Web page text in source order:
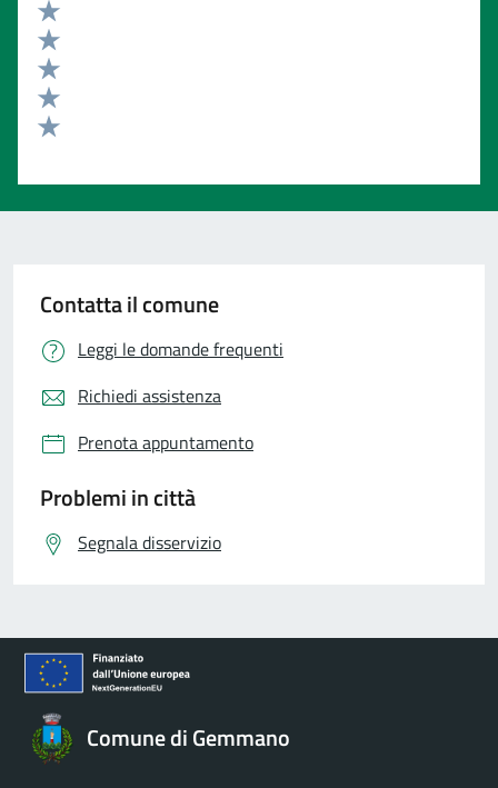
Valuta 5 stelle su 5
Valuta 4 stelle su 5
Valuta 3 stelle su 5
Valuta 2 stelle su 5
Contatta il comune
Leggi le domande frequenti
Richiedi assistenza
Prenota appuntamento
Problemi in città
Segnala disservizio
Comune di Gemmano